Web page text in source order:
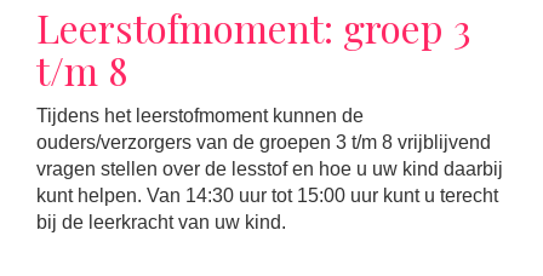
Leerstofmoment: groep 3
t/m 8
Tijdens het leerstofmoment kunnen de
ouders/verzorgers van de groepen 3 t/m 8 vrijblijvend
vragen stellen over de lesstof en hoe u uw kind daarbij
kunt helpen. Van 14:30 uur tot 15:00 uur kunt u terecht
bij de leerkracht van uw kind.